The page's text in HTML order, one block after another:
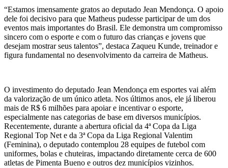
“Estamos imensamente gratos ao deputado Jean Mendonça. O apoio
dele foi decisivo para que Matheus pudesse participar de um dos
eventos mais importantes do Brasil. Ele demonstra um compromisso
sincero com o esporte e com o futuro das crianças e jovens que
desejam mostrar seus talentos”, destaca Zaqueu Kunde, treinador e
figura fundamental no desenvolvimento da carreira de Matheus.
O investimento do deputado Jean Mendonça em esportes vai além
da valorização de um único atleta. Nos últimos anos, ele já liberou
mais de R$ 6 milhões para apoiar e incentivar o esporte,
especialmente nas categorias de base em diversos municípios.
Recentemente, durante a abertura oficial da 4ª Copa da Liga
Regional Top Net e da 3ª Copa da Liga Regional Valentim
(Feminina), o deputado contemplou 28 equipes de futebol com
uniformes, bolas e chuteiras, impactando diretamente cerca de 600
atletas de Pimenta Bueno e outros dez municípios vizinhos.